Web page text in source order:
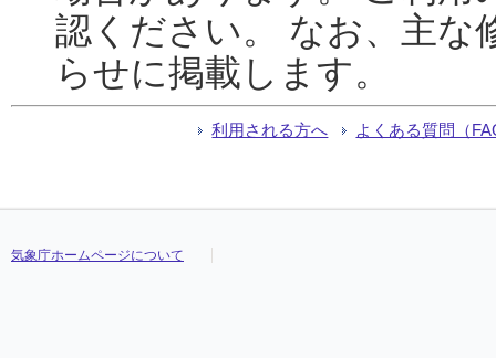
認ください。 なお、主な
らせに掲載します。
利用される方へ よくある質問（
気象庁ホームページについて